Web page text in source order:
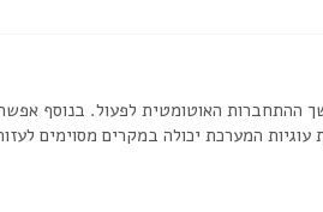
ההתחברות האוטומטית לפעול. בנוסף
המערכת יכולה במקרים מסוימים